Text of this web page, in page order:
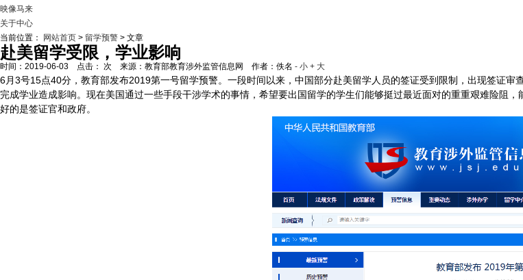
映像马来
关于中心
当前位置：
网站首页 > 留学预警 > 文章
赴美留学受限，学业影响
时间：2019-06-03 点击： 次 来源：教育部教育涉外监管信息网 作者：佚名 - 小 + 大
6月3号15点40分，教育部发布2019第一号留学预警。一段时间以来，中国部分赴美留学人员的签证受到限制，出现签证
完成学业造成影响。现在美国通过一些手段干涉学术的事情，希望要出国留学的学生们能够挺过最近面对的重重艰难险阻
好的是签证官和政府。